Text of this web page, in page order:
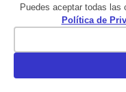
inmenso bosque
continente
catálogo de
pequeños hasta
Caminar por sus
Puedes aceptar todas
Política de